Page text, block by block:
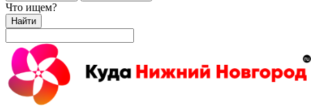
Что ищем?
Найти